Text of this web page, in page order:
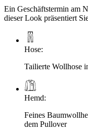
Ein Geschäftstermin am
dieser Look präsentiert
Hose:
Tailierte Wollhose
Hemd:
Feines
dem Pullover